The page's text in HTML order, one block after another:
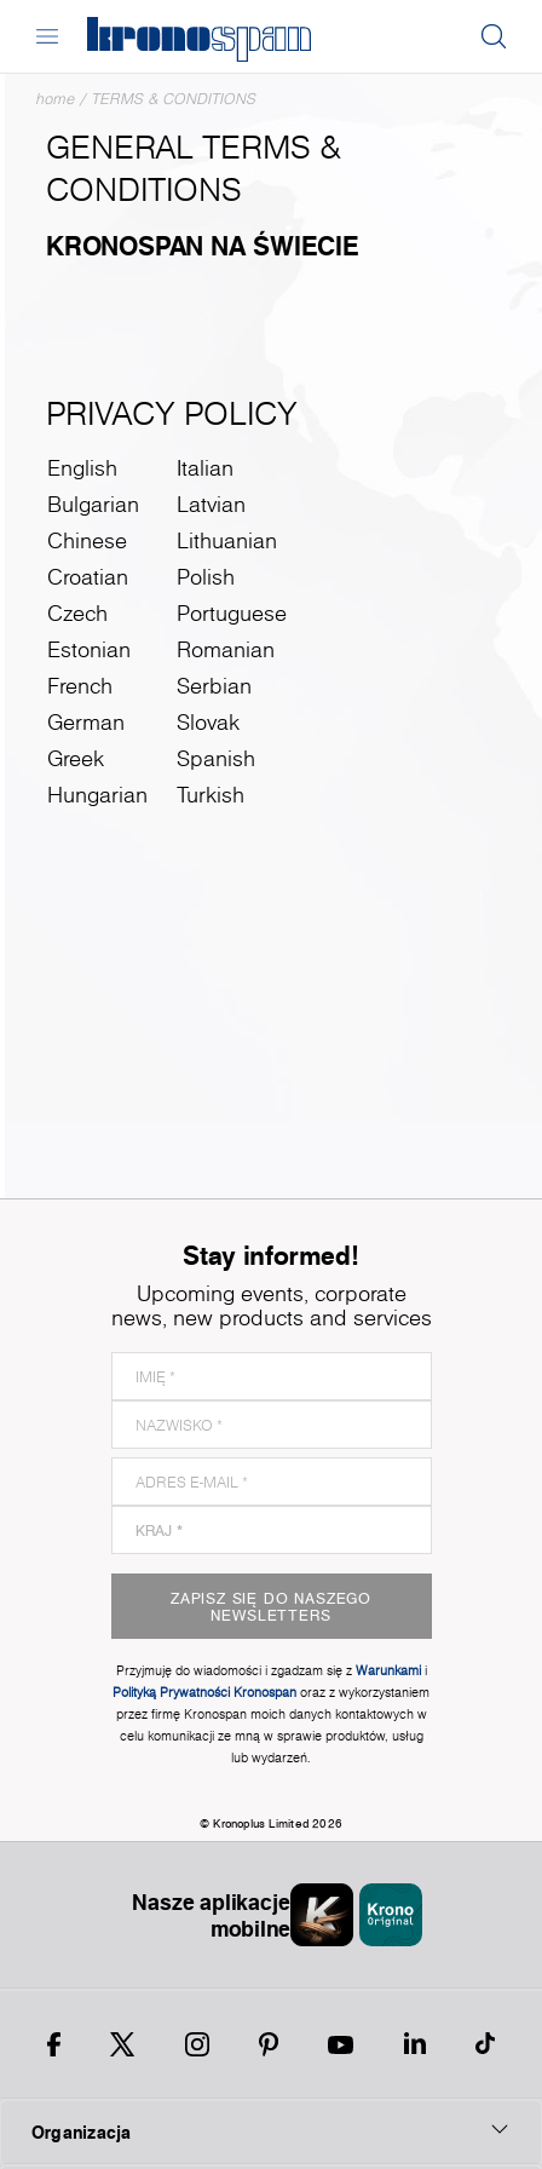
home / TERMS & CONDITIONS
GENERAL TERMS &
CONDITIONS
KRONOSPAN NA ŚWIECIE
PRIVACY POLICY
English
Bulgarian
Chinese
Croatian
Czech
Estonian
French
German
Greek
Hungarian
Italian
Latvian
Lithuanian
Polish
Portuguese
Romanian
Serbian
Slovak
Spanish
Turkish
Stay informed!
Upcoming events, corporate
news, new products and services
ZAPISZ SIĘ DO NASZEGO
NEWSLETTERS
Przyjmuję do wiadomości i zgadzam się z Warunkamii
Polityką Prywatności Kronospan oraz z wykorzystaniem
przez firmę Kronospan moich danych kontaktowych w
celu komunikacji ze mną w sprawie produktów, usług
lub wydarzeń.
© Kronoplus Limited 2026
Nasze aplikacje
mobilne
Organizacja